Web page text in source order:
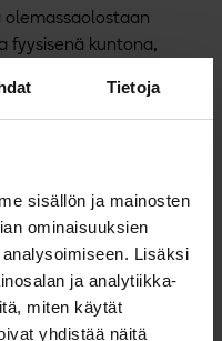
Tietoja
sisällön ja mainosten
ominaisuuksien
Lisäksi
ja analytiikka-
miten käytät
yhdistää näitä
fyysisenä kuntona,
sanoa, mikä kaikki on
ei. Arpapeliä on myös
jälkeen
Suomen yliopistoon
hoitohistoria alkoi